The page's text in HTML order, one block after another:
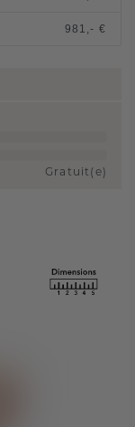
981,- €
Gratuit(e)